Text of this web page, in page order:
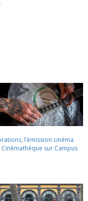
l’émission cinéma
Cinémathèque sur Campus